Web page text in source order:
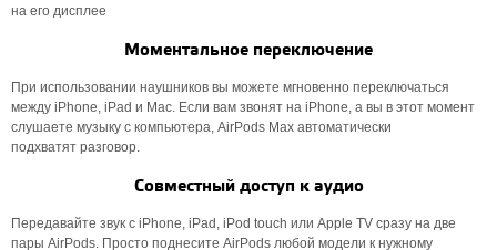
на его дисплее
Моментальное переключение
При использовании наушников вы можете мгновенно переключаться
между iPhone, iPad и Mac. Если вам звонят на iPhone, а вы в этот момент
слушаете музыку с компьютера, AirPods Max автоматически
подхватят разговор.
Совместный доступ к аудио
Передавайте звук с iPhone, iPad, iPod touch или Apple TV сразу на две
пары AirPods. Просто поднесите AirPods любой модели к нужному